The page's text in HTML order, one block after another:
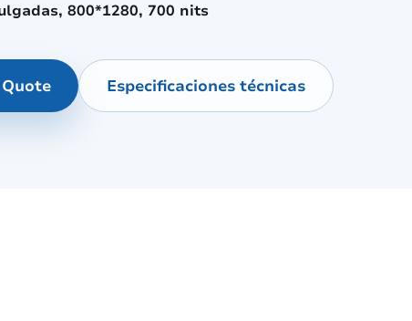
800*1280, 700 nits
Especificaciones técnicas